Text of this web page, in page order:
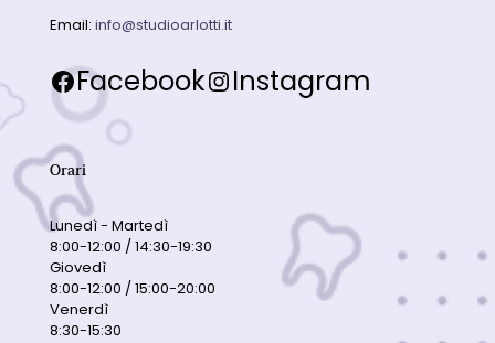
Email: info@studioarlotti.it
Facebook Instagram
Orari
Lunedì - Martedì
8:00-12:00 / 14:30-19:30
Giovedì
8:00-12:00 / 15:00-20:00
Venerdì
8:30-15:30